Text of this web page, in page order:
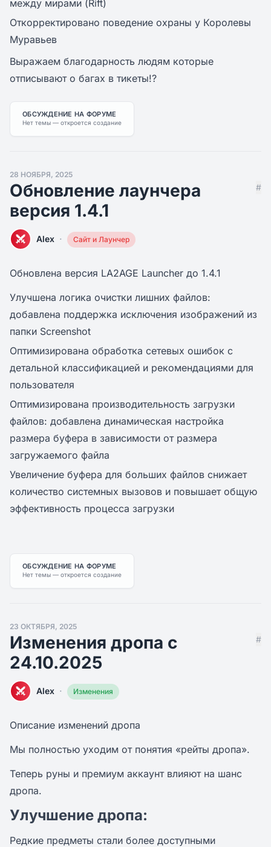
между мирами (Rift)
Откорректировано поведение охраны у Королевы
Муравьев
Выражаем благодарность людям которые
отписывают о багах в тикеты!?
ОБСУЖДЕНИЕ НА ФОРУМЕ
Нет темы — откроется создание
28 НОЯБРЯ, 2025
Обновление лаунчера
версия 1.4.1
#
Alex · Сайт и Лаунчер
Обновлена версия LA2AGE Launcher до 1.4.1
Улучшена логика очистки лишних файлов:
добавлена поддержка исключения изображений из
папки Screenshot
Оптимизирована обработка сетевых ошибок с
детальной классификацией и рекомендациями для
пользователя
Оптимизирована производительность загрузки
файлов: добавлена динамическая настройка
размера буфера в зависимости от размера
загружаемого файла
Увеличение буфера для больших файлов снижает
количество системных вызовов и повышает общую
эффективность процесса загрузки
ОБСУЖДЕНИЕ НА ФОРУМЕ
Нет темы — откроется создание
23 ОКТЯБРЯ, 2025
Изменения дропа с
24.10.2025
#
Alex · Изменения
Описание изменений дропа
Мы полностью уходим от понятия «рейты дропа».
Теперь руны и премиум аккаунт влияют на шанс
дропа.
Улучшение дропа:
Редкие предметы стали более доступными